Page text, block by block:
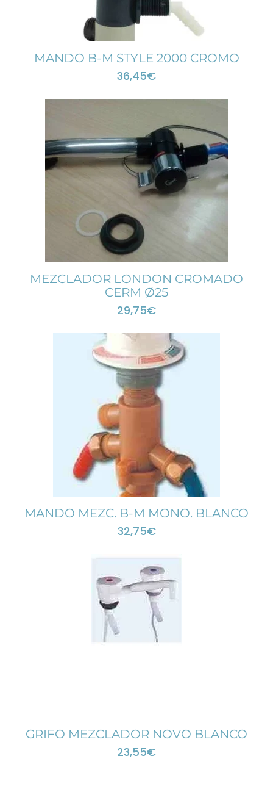
MANDO B-M STYLE 2000 CROMO
36,45€
MEZCLADOR LONDON CROMADO
CERM Ø25
29,75€
MANDO MEZC. B-M MONO. BLANCO
32,75€
GRIFO MEZCLADOR NOVO BLANCO
23,55€